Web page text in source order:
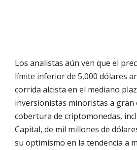
Los analistas aún ven que el
límite inferior de 5,000 dólares
corrida alcista en el mediano
inversionistas minoristas a gran
cobertura de criptomonedas,
Capital, de mil millones de
su optimismo en la tendencia a